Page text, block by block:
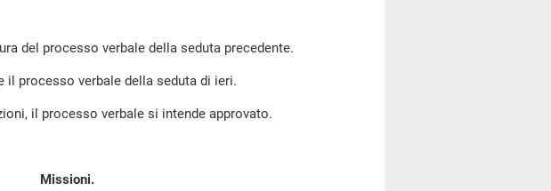
del processo verbale della seduta precedente.
il processo verbale della seduta di ieri.
il processo verbale si intende approvato.
Missioni.